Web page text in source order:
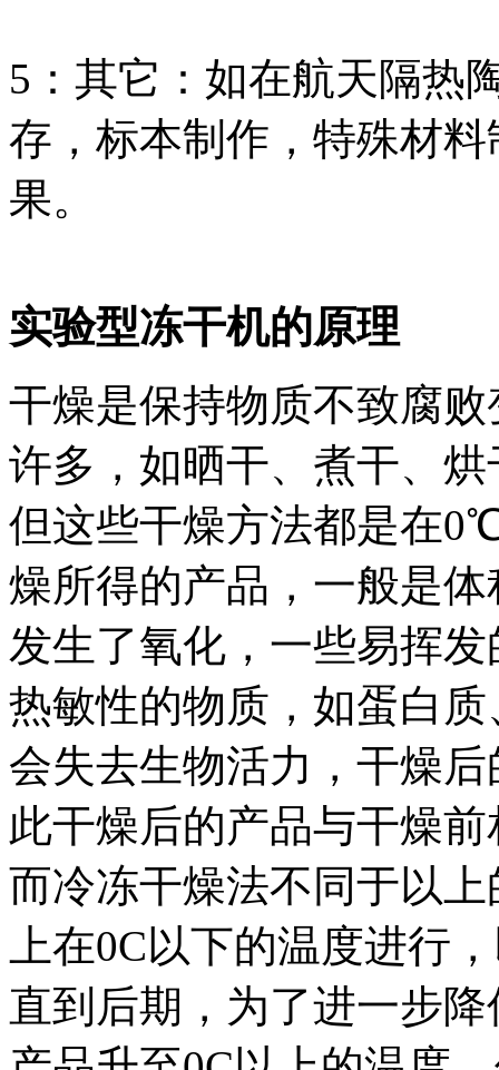
5：其它：如在航天隔热
存，标本制作，特殊材
果。
实验型冻干机的原理
干燥是保持物质不致腐
许多，如晒干、煮干、
但这些干燥方法都是在
燥所得的产品，一般是
发生了氧化，一些易挥
热敏性的物质，如蛋白
会失去生物活力，干燥
此干燥后的产品与干燥
而冷冻干燥法不同于以
上在0C以下的温度进行
直到后期，为了进一步